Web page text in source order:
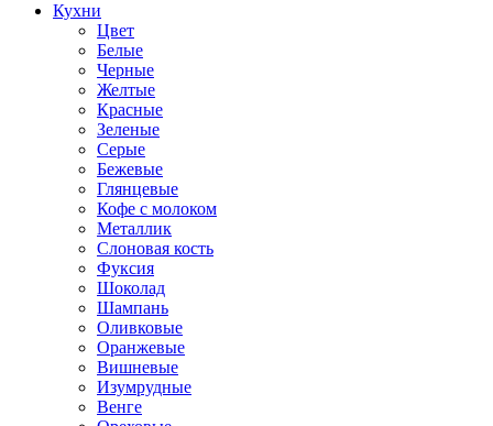
Кухни
Цвет
Белые
Черные
Желтые
Красные
Зеленые
Серые
Бежевые
Глянцевые
Кофе с молоком
Металлик
Слоновая кость
Фуксия
Шоколад
Шампань
Оливковые
Оранжевые
Вишневые
Изумрудные
Венге